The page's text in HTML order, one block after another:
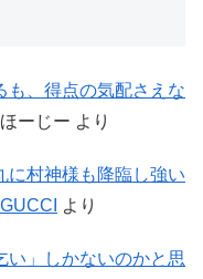
も、得点の気配さえな
ほーじー より
に村神様も降臨し強い
より
い」しかないのかと思